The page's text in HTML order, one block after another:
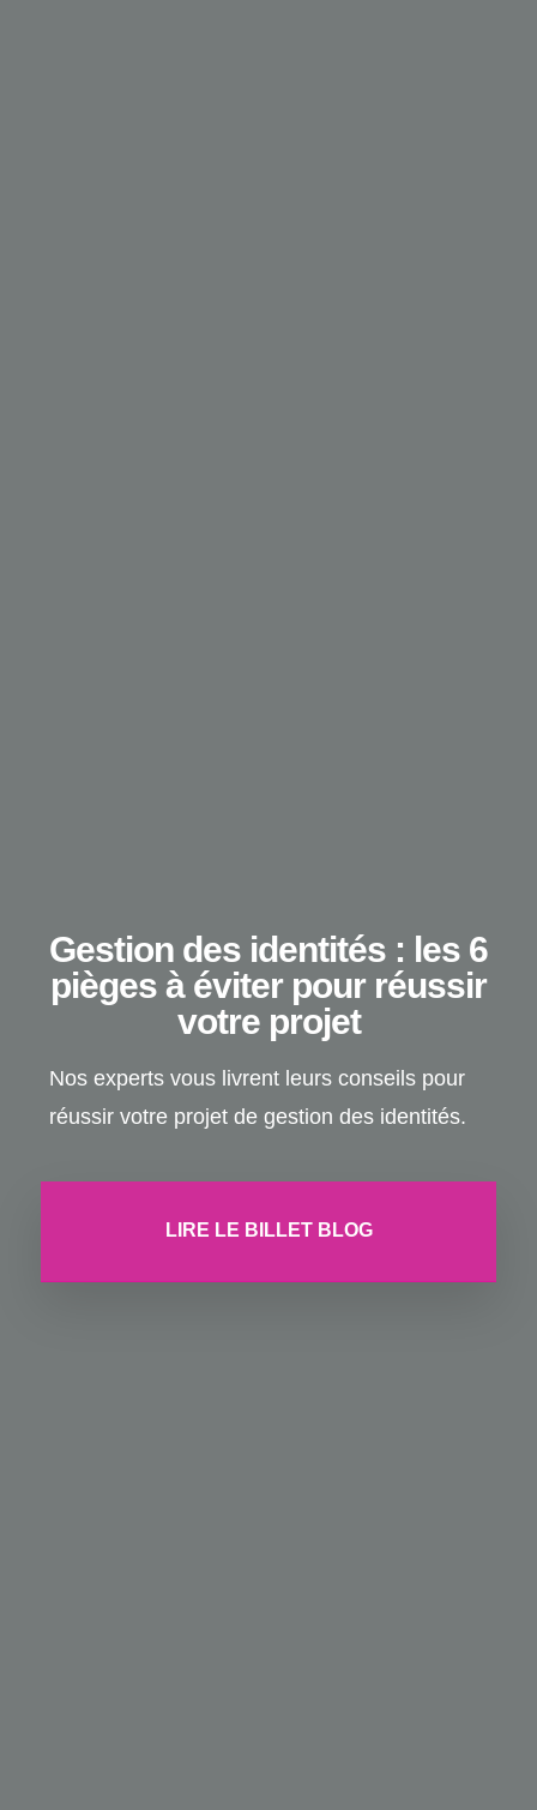
Gestion des identités : les 6
pièges à éviter pour réussir
votre projet
Nos experts vous livrent leurs conseils pour
réussir votre projet de gestion des identités.
LIRE LE BILLET BLOG